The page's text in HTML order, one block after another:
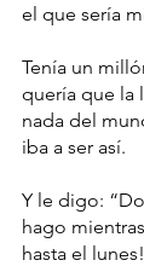
el que sería
Tenía un
quería que la
nada del
iba a ser así.
Y le digo:
hago
hasta el